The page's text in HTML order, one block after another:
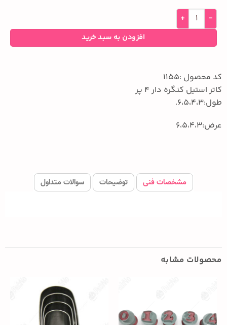
افزودن به سبد خرید
کد محصول :1155
کاتر استیل کنگره دار 4 پر
طول:6،5،4،3.
عرض:6،5،4،3
مشخصات فنی توضیحات سوالات متداول
محصولات مشابه